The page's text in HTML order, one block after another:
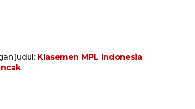
judul: Klasemen MPL Indonesia